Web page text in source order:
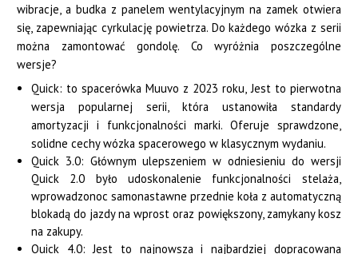
wibracje, a budka z panelem wentylacyjnym na zamek otwiera
się, zapewniając cyrkulację powietrza. Do każdego wózka z serii
można zamontować gondolę. Co wyróżnia poszczególne
wersje?
Quick: to spacerówka Muuvo z 2023 roku, Jest to pierwotna
wersja popularnej serii, która ustanowiła standardy
amortyzacji i funkcjonalności marki. Oferuje sprawdzone,
solidne cechy wózka spacerowego w klasycznym wydaniu.
Quick 3.0: Głównym ulepszeniem w odniesieniu do wersji
Quick 2.0 było udoskonalenie funkcjonalności stelaża,
wprowadzonoc samonastawne przednie koła z automatyczną
blokadą do jazdy na wprost oraz powiększony, zamykany kosz
na zakupy.
Quick 4.0: Jest to najnowsza i najbardziej dopracowana